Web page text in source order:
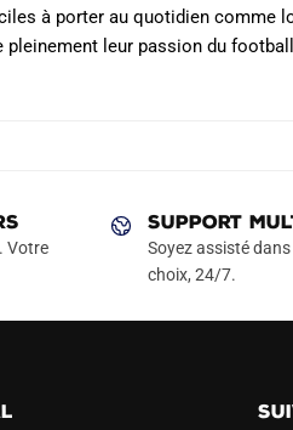
à porter au quotidien
pleinement leur passion du
Votre
SUPPORT
Soyez assisté
choix, 24/7.